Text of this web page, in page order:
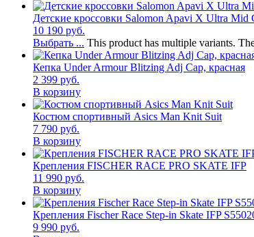
Детские кроссовки Salomon Apavi X Ultra
10 190 руб.
Выбрать ... This product has multiple variants.
Кепка Under Armour Blitzing Adj Cap, красная
2 399 руб.
В корзину
Костюм спортивный Asics Man Knit Suit
7 790 руб.
В корзину
Крепления FISCHER RACE PRO SKATE IFP
11 990 руб.
В корзину
Крепления Fischer Race Step-in Skate IFP
9 990 руб.